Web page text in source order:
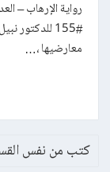
رواية الإرهاب –
#155
معارضيها ،…
كتب من نفس